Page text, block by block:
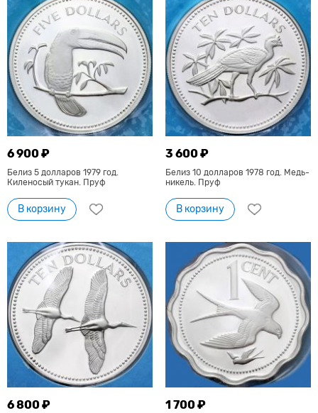
6 900 ₽
Белиз 5 долларов 1979 год.
Киленосый тукан. Пруф
В корзину
3 600 ₽
Белиз 10 долларов 1978 год. Медь-
никель. Пруф
В корзину
6 800 ₽ 1 700 ₽